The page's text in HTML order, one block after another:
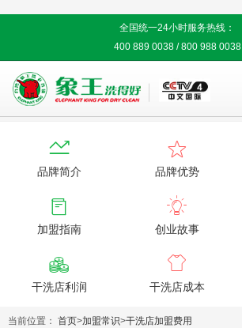
全国统一24小时服务热线：
400 889 0038 / 800 988 0038

品牌简介

品牌优势

加盟指南

创业故事

干洗店利润

干洗店成本
当前位置： 首页>加盟常识>干洗店加盟费用